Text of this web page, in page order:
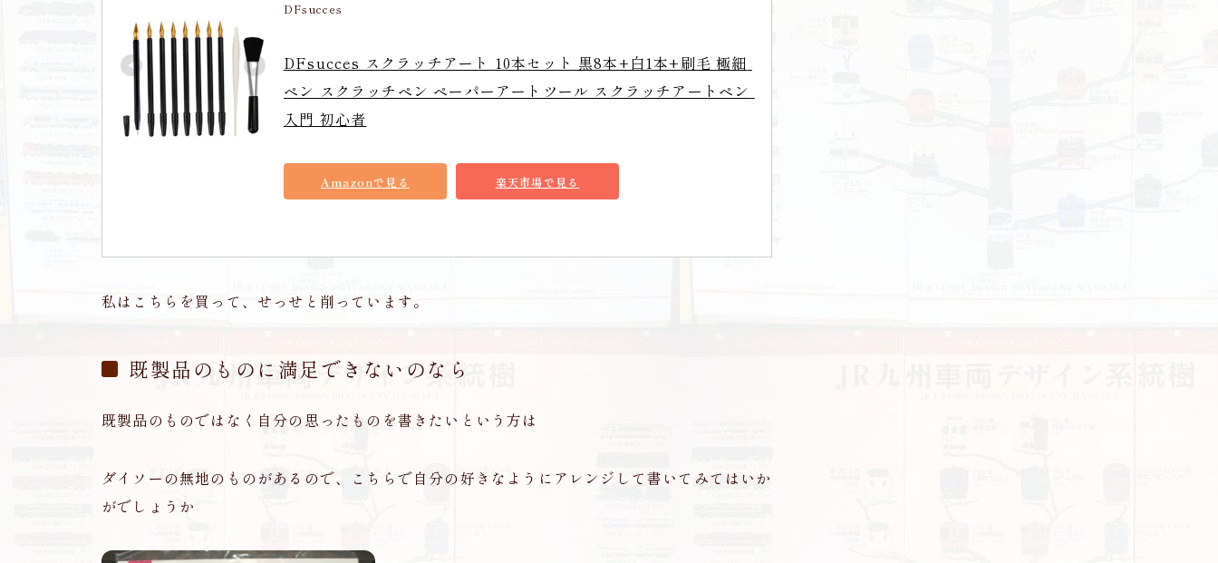
DFsucces
DFsucces スクラッチアート 10本セット 黒8本+白1本+刷毛 極細
ペン スクラッチペン ペーパーアートツール スクラッチアートペン
入門 初心者
Amazonで見る 楽天市場で見る
私はこちらを買って、せっせと削っています。
既製品のものに満足できないのなら
既製品のものではなく自分の思ったものを書きたいという方は
ダイソーの無地のものがあるので、こちらで自分の好きなようにアレンジして書いてみてはいか
がでしょうか